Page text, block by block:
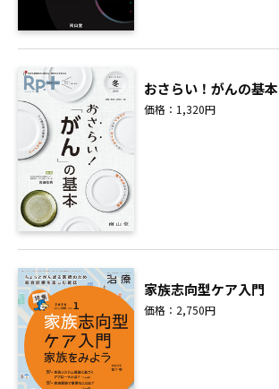
おさらい！がんの基本
価格：1,320円
家族志向型ケア入門
価格：2,750円